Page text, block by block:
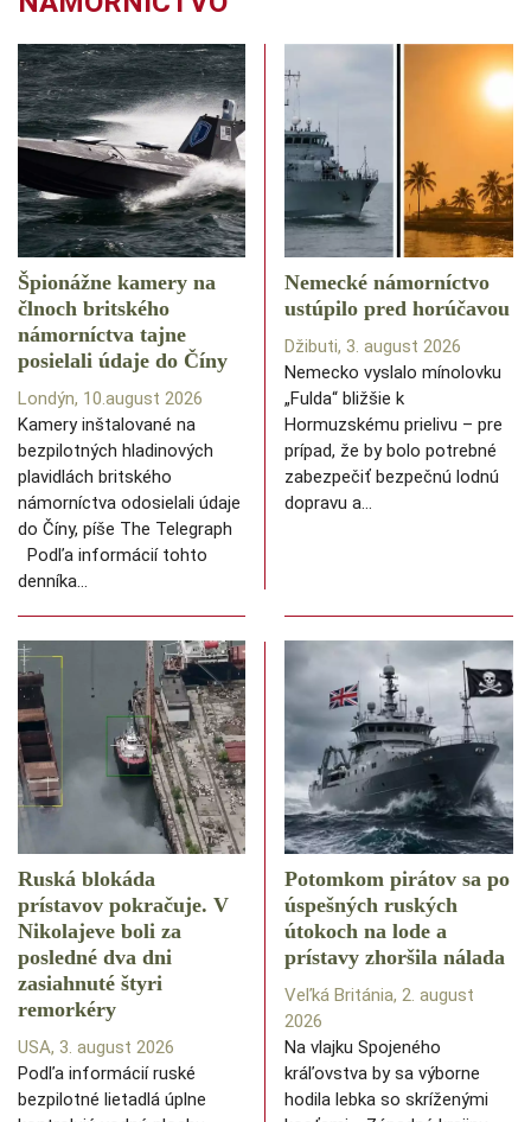
Špionážne kamery na
člnoch britského
námorníctva tajne
posielali údaje do Číny
Londýn, 10.august 2026
Kamery inštalované na
bezpilotných hladinových
plavidlách britského
námorníctva odosielali údaje
do Číny, píše The Telegraph
Podľa informácií tohto
denníka…
Nemecké námorníctvo
ustúpilo pred horúčavou
Džibuti, 3. august 2026
Nemecko vyslalo mínolovku
„Fulda“ bližšie k
Hormuzskému prielivu – pre
prípad, že by bolo potrebné
zabezpečiť bezpečnú lodnú
dopravu a…
Ruská blokáda
prístavov pokračuje. V
Nikolajeve boli za
posledné dva dni
zasiahnuté štyri
remorkéry
USA, 3. august 2026
Podľa informácií ruské
bezpilotné lietadlá úplne
Potomkom pirátov sa po
úspešných ruských
útokoch na lode a
prístavy zhoršila nálada
Veľká Británia, 2. august
2026
Na vlajku Spojeného
kráľovstva by sa výborne
hodila lebka so skríženými